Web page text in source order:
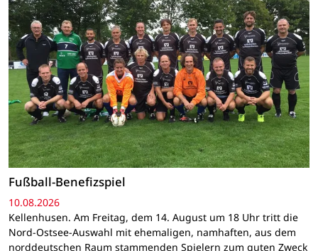
Fußball-Benefizspiel
10.08.2026
Kellenhusen. Am Freitag, dem 14. August um 18 Uhr tritt die
Nord-Ostsee-Auswahl mit ehemaligen, namhaften, aus dem
norddeutschen Raum stammenden Spielern zum guten Zweck